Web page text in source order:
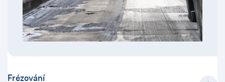
Frézování